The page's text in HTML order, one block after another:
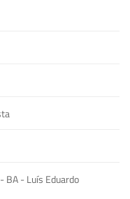
BA - Luís Eduardo